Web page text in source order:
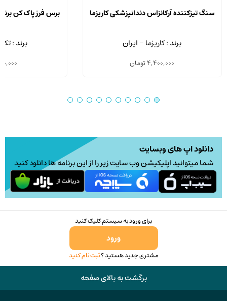
سنگ تیزکننده آرکانزاس دندانپزشکی کاریزما
برند : کاریزما - ایران
4,400,000تومان
برس فرز پاک کن
برند :
دانلود اپ های وبسایت
شما میتوانید اپلیکیشن وب سایت زیر را از این برنامه ها دانلود کنید
برای ورود به سیستم کلیک کنید
ورود
مشتری جدید هستید ؟ثبت نام کنید
برگشت به بالای صفحه